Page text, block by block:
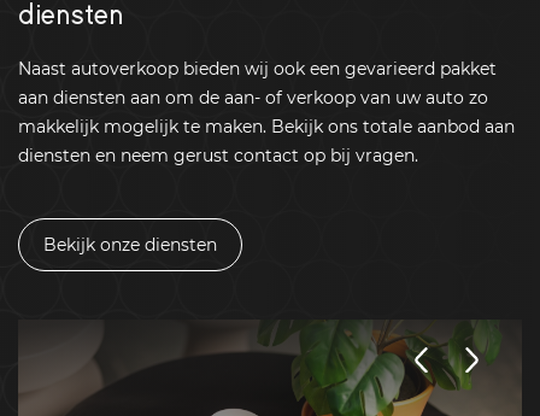
diensten
Naast autoverkoop bieden wij ook een gevarieerd pakket
aan diensten aan om de aan- of verkoop van uw auto zo
makkelijk mogelijk te maken. Bekijk ons totale aanbod aan
diensten en neem gerust contact op bij vragen.
Bekijk onze diensten